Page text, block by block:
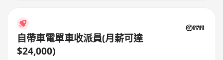
自帶車電單車收派員(月薪可達
$24,000)